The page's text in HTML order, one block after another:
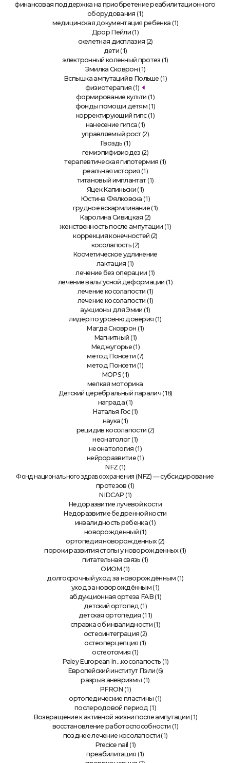
финансовая поддержка на приобретение реабилитационного
оборудования (1)
медицинская документация ребенка (1)
Дрор Пейли(1)
скелетная дисплазия (2)
дети (1)
электронный коленный протез (1)
Эмилка Сковрон (1)
Вспышка ампутаций в Польше (1)
физиотерапия (1)
формирование культи (1)
фонды помощи детям (1)
корректирующий гипс(1)
нанесение гипса (1)
управляемый рост(2)
Гвоздь (1)
гемиэпифизиодез (2)
терапевтическая гипотермия (1)
реальная история (1)
титановый имплантат(1)
Яцек Капиньски (1)
Юстина Фялковска (1)
грудное вскармливание (1)
Каролина Сивицкая (2)
женственность после ампутации (1)
коррекция конечностей (2)
косолапость (2)
Косметическое удлинение
лактация (1)
лечение без операции (1)
лечение вальгусной деформации (1)
лечение косолапости (1)
лечение косолапости (1)
аукционы для Эмии (1)
лидер по уровню доверия (1)
Магда Сковрон (1)
Магнитный (1)
Меджугорье(1)
метод Понсети (7)
метод Понсети (1)
MOPS (1)
мелкая моторика
Детский церебральный паралич(18)
награда(1)
Наталья Гос(1)
наука (1)
рецидив косолапости (2)
неонатолог(1)
неонатология (1)
нейроразвитие(1)
NFZ (1)
Фонд национального здравоохранения (NFZ) — субсидирование
протезов (1)
NIDCAP (1)
Недоразвитие лучевой кости
Недоразвитие бедренной кости
инвалидность ребенка(1)
новорожденный(1)
ортопедия новорожденных(2)
пороки развития стопы у новорожденных(1)
питательная связь (1)
ОИОМ (1)
долгосрочный уход за новорождённым (1)
уход за новорождённым (1)
абдукционная ортеза FAB(1)
детский ортопед (1)
детская ортопедия (11)
справка об инвалидности(1)
остеоинтеграция (2)
остеоперцепция (1)
остеотомия (1)
Paley European In…косолапость (1)
Европейский институт Пэли (6)
разрыв аневризмы (1)
PFRON (1)
ортопедические пластины (1)
послеродовой период (1)
Возвращение к активной жизни после ампутации (1)
восстановление работоспособности (1)
позднее лечение косолапости(1)
Precice nail (1)
преабилитация (1)